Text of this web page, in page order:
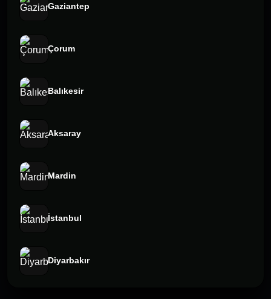
Gaziantep
Çorum
Balıkesir
Aksaray
Mardin
İstanbul
Diyarbakır